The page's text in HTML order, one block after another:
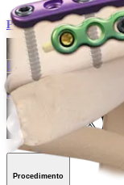
Procedimento
Como
Contacte um representante
Veja eventos,
Inscreva-se para receber:
Conecte-se conosco
Procedimento